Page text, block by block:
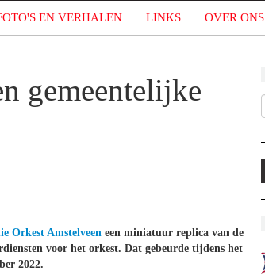
EN VERHALEN LINKS OVER ONS
gemeentelijke
Orkest Amstelveen een miniatuur replica van de
voor het orkest. Dat gebeurde tijdens het
2022.